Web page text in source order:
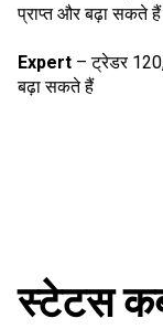
प्राप्त और बढ़ा सकते हैं
Expert – ट्रेडर
बढ़ा सकते हैं
स्टेटस